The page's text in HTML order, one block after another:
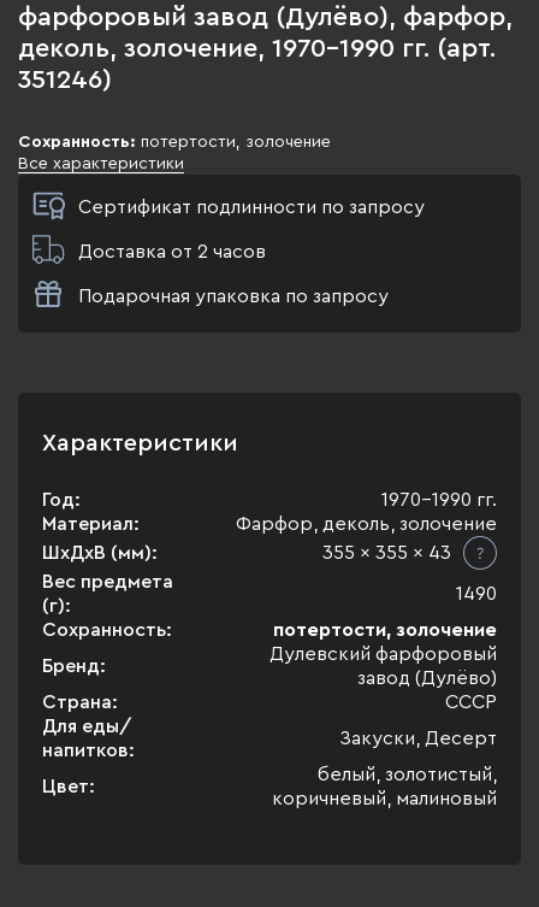
фарфоровый завод (Дулёво), фарфор,
деколь, золочение, 1970-1990 гг. (арт.
351246)
Сохранность: потертости, золочение
Все характеристики
Сертификат подлинности по запросу
Доставка от 2 часов
Подарочная упаковка по запросу
Характеристики
Год:
1970-1990 гг.
Материал:
Фарфор, деколь, золочение
ШхДхВ (мм):
355 x 355 x 43
Вес предмета
(г):
1490
Сохранность:
потертости, золочение
Бренд:
Дулевский фарфоровый
завод (Дулёво)
Страна:
СССР
Для еды/
напитков:
Закуски, Десерт
Цвет:
белый, золотистый,
коричневый, малиновый